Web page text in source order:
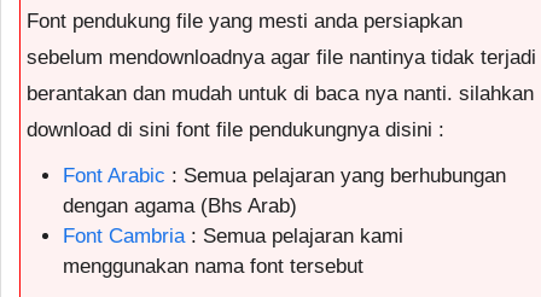
Font pendukung file yang mesti anda persiapkan
sebelum mendownloadnya agar file nantinya tidak terjadi
berantakan dan mudah untuk di baca nya nanti. silahkan
download di sini font file pendukungnya disini :
Font Arabic : Semua pelajaran yang berhubungan
dengan agama (Bhs Arab)
Font Cambria : Semua pelajaran kami
menggunakan nama font tersebut